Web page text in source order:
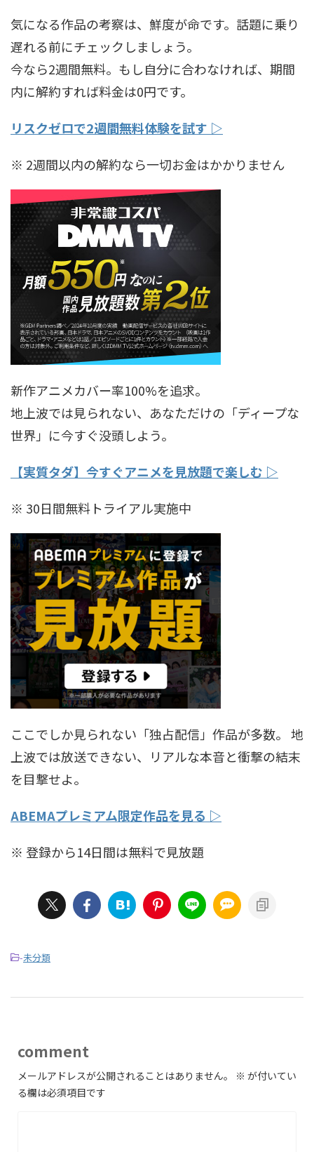
気になる作品の考察は、鮮度が命です。話題に乗り
遅れる前にチェックしましょう。
今なら2週間無料。もし自分に合わなければ、期間
内に解約すれば料金は0円です。
リスクゼロで2週間無料体験を試す ▷
※ 2週間以内の解約なら一切お金はかかりません
新作アニメカバー率100%を追求。
地上波では見られない、あなただけの「ディープな
世界」に今すぐ没頭しよう。
【実質タダ】今すぐアニメを見放題で楽しむ ▷
※ 30日間無料トライアル実施中
ここでしか見られない「独占配信」作品が多数。 地
上波では放送できない、リアルな本音と衝撃の結末
を目撃せよ。
ABEMAプレミアム限定作品を見る ▷
※ 登録から14日間は無料で見放題
-未分類
comment
メールアドレスが公開されることはありません。 ※ が付いてい
る欄は必須項目です